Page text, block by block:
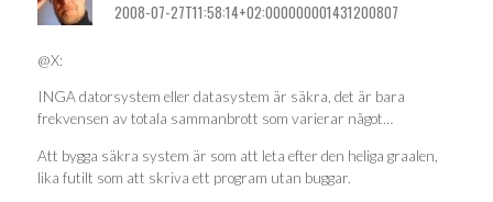
2008-07-27T11:58:14+02:000000001431200807
@X:
INGA datorsystem eller datasystem är säkra, det är bara
frekvensen av totala sammanbrott som varierar något…
Att bygga säkra system är som att leta efter den heliga graalen,
lika futilt som att skriva ett program utan buggar.